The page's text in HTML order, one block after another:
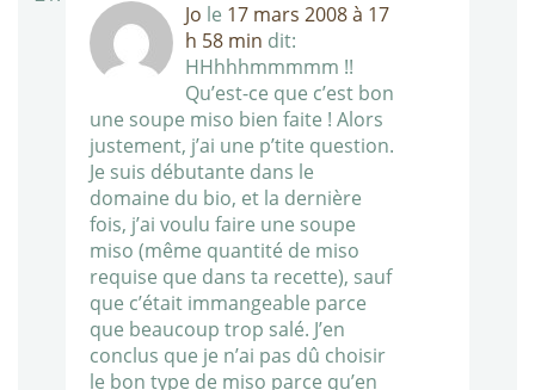
Jo le 17 mars 2008 à 17
h 58 min dit:
HHhhhmmmmm !!
Qu’est-ce que c’est bon
une soupe miso bien faite ! Alors
justement, j’ai une p’tite question.
Je suis débutante dans le
domaine du bio, et la dernière
fois, j’ai voulu faire une soupe
miso (même quantité de miso
requise que dans ta recette), sauf
que c’était immangeable parce
que beaucoup trop salé. J’en
conclus que je n’ai pas dû choisir
le bon type de miso parce qu’en